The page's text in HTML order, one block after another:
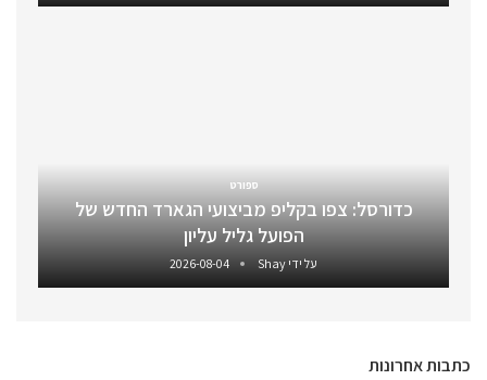
ספורט
כדורסל: צפו בקליפ מביצועי הגארד החדש של
הפועל גליל עליון
על ידי Shay
2026-08-04
כתבות אחרונות